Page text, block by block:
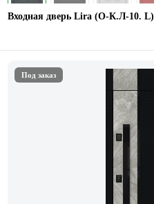
Входная дверь Lira (О-К.Л-10. L)
Под заказ